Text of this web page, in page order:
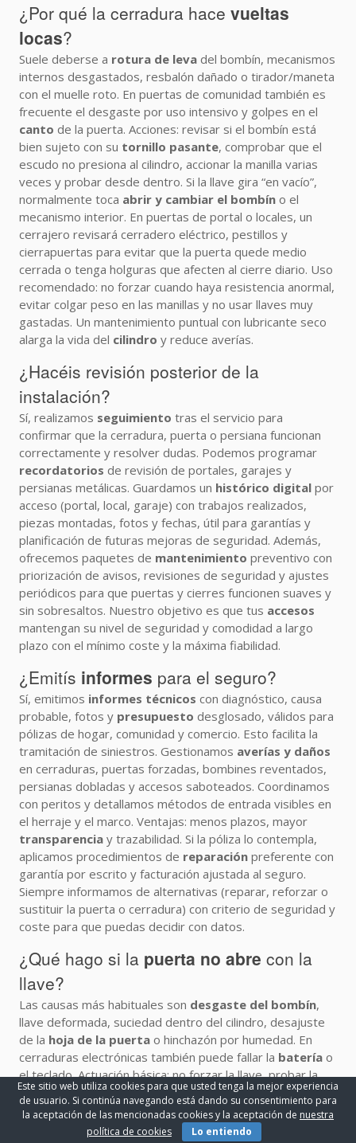
¿Por qué la cerradura hace vueltas
locas?
Suele deberse a rotura de leva del bombín, mecanismos
internos desgastados, resbalón dañado o tirador/maneta
con el muelle roto. En puertas de comunidad también es
frecuente el desgaste por uso intensivo y golpes en el
canto de la puerta. Acciones: revisar si el bombín está
bien sujeto con su tornillo pasante, comprobar que el
escudo no presiona al cilindro, accionar la manilla varias
veces y probar desde dentro. Si la llave gira “en vacío”,
normalmente toca abrir y cambiar el bombín o el
mecanismo interior. En puertas de portal o locales, un
cerrajero revisará cerradero eléctrico, pestillos y
cierrapuertas para evitar que la puerta quede medio
cerrada o tenga holguras que afecten al cierre diario. Uso
recomendado: no forzar cuando haya resistencia anormal,
evitar colgar peso en las manillas y no usar llaves muy
gastadas. Un mantenimiento puntual con lubricante seco
alarga la vida del cilindro y reduce averías.
¿Hacéis revisión posterior de la
instalación?
Sí, realizamos seguimiento tras el servicio para
confirmar que la cerradura, puerta o persiana funcionan
correctamente y resolver dudas. Podemos programar
recordatorios de revisión de portales, garajes y
persianas metálicas. Guardamos un histórico digital por
acceso (portal, local, garaje) con trabajos realizados,
piezas montadas, fotos y fechas, útil para garantías y
planificación de futuras mejoras de seguridad. Además,
ofrecemos paquetes de mantenimiento preventivo con
priorización de avisos, revisiones de seguridad y ajustes
periódicos para que puertas y cierres funcionen suaves y
sin sobresaltos. Nuestro objetivo es que tus accesos
mantengan su nivel de seguridad y comodidad a largo
plazo con el mínimo coste y la máxima fiabilidad.
¿Emitís informes para el seguro?
Sí, emitimos informes técnicos con diagnóstico, causa
probable, fotos y presupuesto desglosado, válidos para
pólizas de hogar, comunidad y comercio. Esto facilita la
tramitación de siniestros. Gestionamos averías y daños
en cerraduras, puertas forzadas, bombines reventados,
persianas dobladas y accesos saboteados. Coordinamos
con peritos y detallamos métodos de entrada visibles en
el herraje y el marco. Ventajas: menos plazos, mayor
transparencia y trazabilidad. Si la póliza lo contempla,
aplicamos procedimientos de reparación preferente con
garantía por escrito y facturación ajustada al seguro.
Siempre informamos de alternativas (reparar, reforzar o
sustituir la puerta o cerradura) con criterio de seguridad y
coste para que puedas decidir con datos.
¿Qué hago si la puerta no abre con la
llave?
Las causas más habituales son desgaste del bombín,
llave deformada, suciedad dentro del cilindro, desajuste
de la hoja de la puerta o hinchazón por humedad. En
cerraduras electrónicas también puede fallar la batería o
el teclado. Actuación básica: no forzar la llave, probar la
copia en mejor estado, aplicar unlubricante específico
para cerraduras(nunca aceite de cocina) y comprobar
bisagras, resbalón y pletina del marco. Si la llave se ha
Este sitio web utiliza cookies para que usted tenga la mejor experiencia
de usuario. Si continúa navegando está dando su consentimiento para
la aceptación de las mencionadas cookies y la aceptación de nuestra
política de cookies
Lo entiendo